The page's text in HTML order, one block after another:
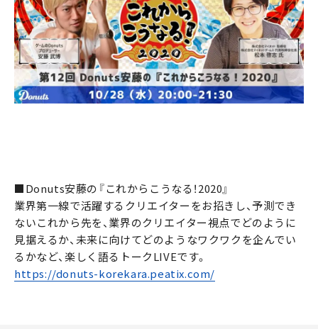
■Donuts安藤の『これからこうなる！2020』
業界第一線で活躍するクリエイターをお招きし、予測でき
ないこれから先を、業界のクリエイター視点でどのように
見据えるか、未来に向けてどのようなワクワクを企んでい
るかなど、楽しく語るトークLIVEです。
https://donuts-korekara.peatix.com/